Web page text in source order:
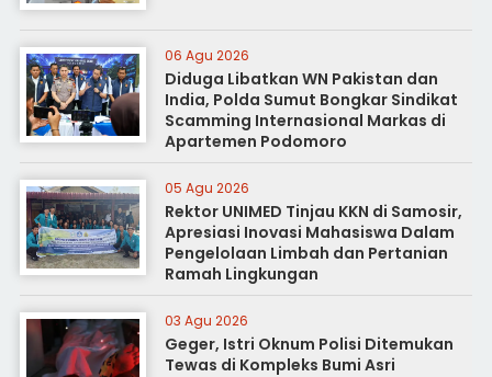
06 Agu 2026
Diduga Libatkan WN Pakistan dan
India, Polda Sumut Bongkar Sindikat
Scamming Internasional Markas di
Apartemen Podomoro
05 Agu 2026
Rektor UNIMED Tinjau KKN di Samosir,
Apresiasi Inovasi Mahasiswa Dalam
Pengelolaan Limbah dan Pertanian
Ramah Lingkungan
03 Agu 2026
Geger, Istri Oknum Polisi Ditemukan
Tewas di Kompleks Bumi Asri